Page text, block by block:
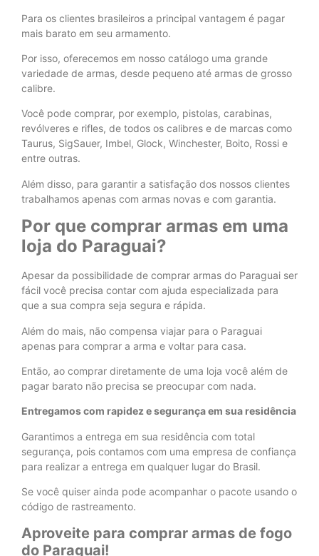
Para os clientes brasileiros a principal vantagem é pagar
mais barato em seu armamento.
Por isso, oferecemos em nosso catálogo uma grande
variedade de armas, desde pequeno até armas de grosso
calibre.
Você pode comprar, por exemplo, pistolas, carabinas,
revólveres e rifles, de todos os calibres e de marcas como
Taurus, SigSauer, Imbel, Glock, Winchester, Boito, Rossi e
entre outras.
Além disso, para garantir a satisfação dos nossos clientes
trabalhamos apenas com armas novas e com garantia.
Por que comprar armas em uma
loja do Paraguai?
Apesar da possibilidade de comprar armas do Paraguai ser
fácil você precisa contar com ajuda especializada para
que a sua compra seja segura e rápida.
Além do mais, não compensa viajar para o Paraguai
apenas para comprar a arma e voltar para casa.
Então, ao comprar diretamente de uma loja você além de
pagar barato não precisa se preocupar com nada.
Entregamos com rapidez e segurança em sua residência
Garantimos a entrega em sua residência com total
segurança, pois contamos com uma empresa de confiança
para realizar a entrega em qualquer lugar do Brasil.
Se você quiser ainda pode acompanhar o pacote usando o
código de rastreamento.
Aproveite para comprar armas de fogo
do Paraguai!